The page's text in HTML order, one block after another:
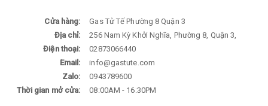
Cửa hàng:
Gas Tử Tế Phường 8 Quận 3
Địa chỉ:
256 Nam Kỳ Khởi Nghĩa, Phường 8, Quận 3,
Điện thoại:
02873066440
Email:
info@gastute.com
Zalo:
0943789600
Thời gian mở cửa:
08:00AM - 16:30PM